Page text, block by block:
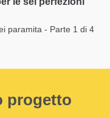
paramita - Parte 1 di 4
progetto